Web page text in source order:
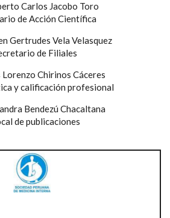
Carlos Jacobo Toro
de Acción Científica
Gertrudes Vela Velasquez
de Filiales
Lorenzo Chirinos Cáceres
y calificación profesional
Bendezú Chacaltana
de publicaciones